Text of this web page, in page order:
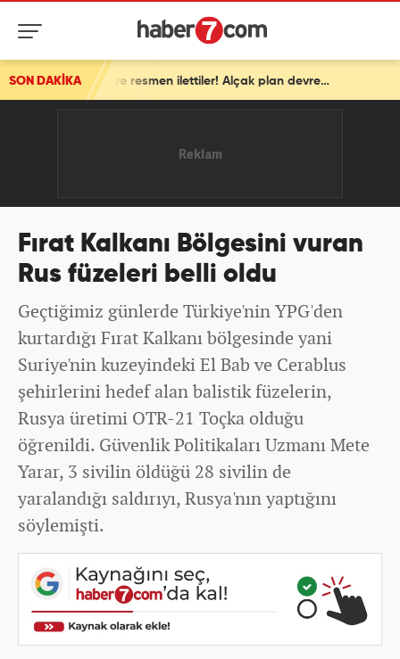
SON DAKİKA İsrail'den ortalığı karıştıracak Gazze kararı! ABD'ye resmen ilettiler! Alçak plan devrede
Fırat Kalkanı Bölgesini vuran
Rus füzeleri belli oldu
Geçtiğimiz günlerde Türkiye'nin YPG'den
kurtardığı Fırat Kalkanı bölgesinde yani
Suriye'nin kuzeyindeki El Bab ve Cerablus
şehirlerini hedef alan balistik füzelerin,
Rusya üretimi OTR-21 Toçka olduğu
öğrenildi. Güvenlik Politikaları Uzmanı Mete
Yarar, 3 sivilin öldüğü 28 sivilin de
yaralandığı saldırıyı, Rusya'nın yaptığını
söylemişti.